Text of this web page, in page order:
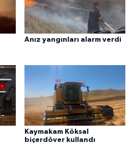
Anız yangınları alarm verdi
Kaymakam Köksal
biçerdöver kullandı